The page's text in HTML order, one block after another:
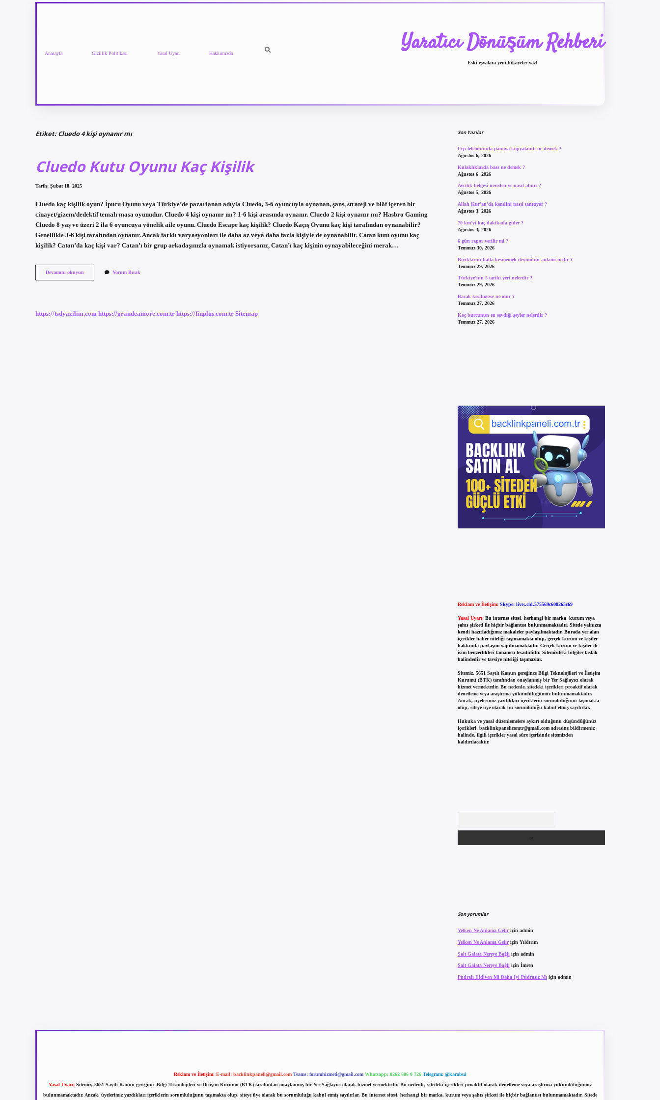
Anasayfa Gizlilik Politikası Yasal Uyarı Hakkımızda Yaratıcı Dönüşüm Rehberi
Eski eşyalara yeni hikayeler yaz!
Etiket:Cluedo 4 kişi oynanır mı
Cluedo Kutu Oyunu Kaç Kişilik
Tarih: Şubat 18, 2025
Cluedo kaç kişilik oyun? İpucu Oyunu veya Türkiye’de pazarlanan adıyla Cluedo, 3-6 oyuncuyla oynanan, şans, strateji ve blöf içeren bir
cinayet/gizem/dedektif temalı masa oyunudur. Cluedo 4 kişi oynanır mı? 1-6 kişi arasında oynanır. Cluedo 2 kişi oynanır mı? Hasbro Gaming
Cluedo 8 yaş ve üzeri 2 ila 6 oyuncuya yönelik aile oyunu. Cluedo Escape kaç kişilik? Cluedo Kaçış Oyunu kaç kişi tarafından oynanabilir?
Genellikle 3-6 kişi tarafından oynanır. Ancak farklı varyasyonları ile daha az veya daha fazla kişiyle de oynanabilir. Catan kutu oyunu kaç
kişilik? Catan’da kaç kişi var? Catan’ı bir grup arkadaşınızla oynamak istiyorsanız, Catan’ı kaç kişinin oynayabileceğini merak…
Devamını okuyun
Kutu
Yorum Bırak
https://tsdyazilim.com https://grandeamore.com.tr https://finplus.com.tr Sitemap
Son Yazılar
Cep telefonunda panoya kopyalandı ne demek ?
Ağustos 6, 2026
Kulaklıklarda bass ne demek ?
Ağustos 6, 2026
Avcılık belgesi nereden ve nasıl alınır ?
Ağustos 5, 2026
Allah Kur’an’da kendini nasıl tanıtıyor ?
Ağustos 3, 2026
70 km’yi kaç dakikada gider ?
Ağustos 3, 2026
6 gün rapor verilir mi ?
Temmuz 30, 2026
Bıyıklarını balta kesmemek deyiminin anlamı nedir ?
Temmuz 29, 2026
Türkiye’nin 5 tarihi yeri nelerdir ?
Temmuz 29, 2026
Bacak kesilmezse ne olur ?
Temmuz 27, 2026
Koç burcunun en sevdiği şeyler nelerdir ?
Temmuz 27, 2026
Reklam ve İletişim: Skype: live:.cid.575569c608265c69
Yasal Uyarı: Bu internet sitesi, herhangi bir marka, kurum veya
şahıs şirketi ile hiçbir bağlantısı bulunmamaktadır. Sitede yalnızca
kendi hazırladığımız makaleler paylaşılmaktadır. Burada yer alan
içerikler haber niteliği taşımamakta olup, gerçek kurum ve kişiler
hakkında paylaşım yapılmamaktadır. Gerçek kurum ve kişiler ile
isim benzerlikleri tamamen tesadüfidir. Sitemizdeki bilgiler taslak
halindedir ve tavsiye niteliği taşımazlar.
Sitemiz, 5651 Sayılı Kanun gereğince Bilgi Teknolojileri ve İletişim
Kurumu (BTK) tarafından onaylanmış bir Yer Sağlayıcı olarak
hizmet vermektedir. Bu nedenle, sitedeki içerikleri proaktif olarak
denetleme veya araştırma yükümlülüğümüz bulunmamaktadır.
Ancak, üyelerimiz yazdıkları içeriklerin sorumluluğunu taşımakta
olup, siteye üye olarak bu sorumluluğu kabul etmiş sayılırlar.
Hukuka ve yasal düzenlemelere aykırı olduğunu düşündüğünüz
içerikleri, backlinkpanelicomtr@gmail.comadresine bildirmeniz
halinde, ilgili içerikler yasal süre içerisinde sitemizden
kaldırılacaktır.
Son yorumlar
Yelken Ne Anlama Geliriçin admin
Yelken Ne Anlama Geliriçin Yıldırım
Salt Galata Nereye Bağlı için admin
Salt Galata Nereye Bağlı için İmren
Pudralı Eldiven Mi Daha Iyi Pudrasız Mı için admin
Reklam ve İletişim: E-mail: backlinkpaneli@gmail.com Teams: forumhizmeti@gmail.com Whatsapp: 0262 606 0 726 Telegram: @karabul
Yasal Uyarı: Sitemiz, 5651 Sayılı Kanun gereğince Bilgi Teknolojileri ve İletişim Kurumu (BTK) tarafından onaylanmış bir Yer Sağlayıcı olarak hizmet vermektedir. Bu nedenle, sitedeki içerikleri proaktif olarak denetleme veya araştırma yükümlülüğümüz
bulunmamaktadır. Ancak, üyelerimiz yazdıkları içeriklerin sorumluluğunu taşımakta olup, siteye üye olarak bu sorumluluğu kabul etmiş sayılırlar. Bu internet sitesi, herhangi bir marka, kurum veya şahıs şirketi ile hiçbir bağlantısı bulunmamaktadır. Sitede